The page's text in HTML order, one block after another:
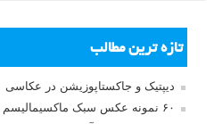
تازه ترین مطالب
دیپتیک و جاکستا‌پوزیشن در عکاسی
۶۰ نمونه عکس سبک ماکسیمالیسم